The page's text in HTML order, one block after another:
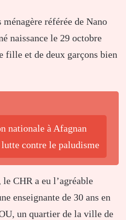
référée de Nano
naissance le 29 octobre
fille et de deux garçons bien
nationale à Afagnan
contre le paludisme
CHR a eu l’agréable
enseignante de 30 ans en
un quartier de la ville de